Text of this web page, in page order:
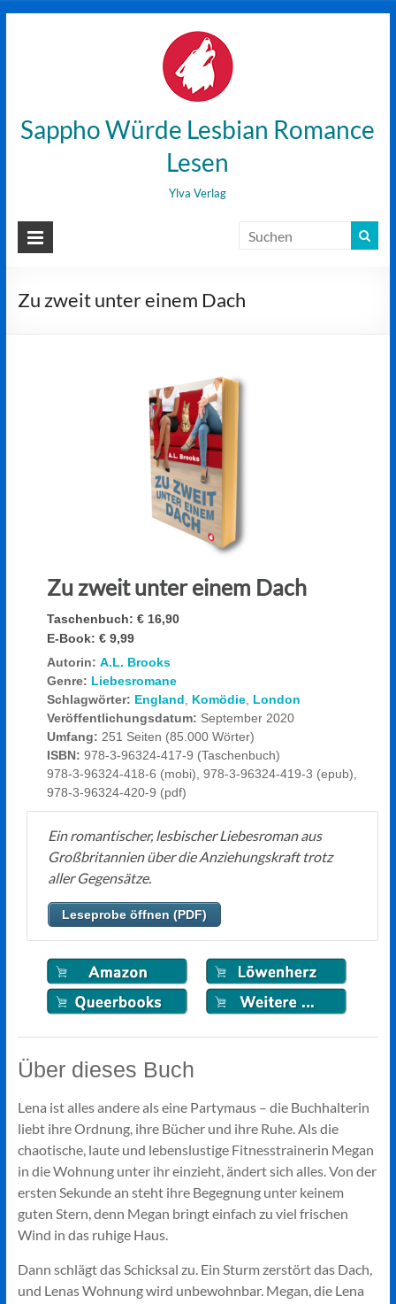
Sappho Würde Lesbian Romance
Lesen
Ylva Verlag
Zu zweit unter einem Dach
Zu zweit unter einem Dach
Taschenbuch: € 16,90
E-Book: € 9,99
Autorin: A.L. Brooks
Genre: Liebesromane
Schlagwörter: England, Komödie, London
Veröffentlichungsdatum: September 2020
Umfang: 251 Seiten (85.000 Wörter)
ISBN: 978-3-96324-417-9 (Taschenbuch)
978-3-96324-418-6 (mobi), 978-3-96324-419-3 (epub),
978-3-96324-420-9 (pdf)
Ein romantischer, lesbischer Liebesroman aus
Großbritannien über die Anziehungskraft trotz
aller Gegensätze.
Leseprobe öffnen (PDF)
Über dieses Buch
Lena ist alles andere als eine Partymaus – die Buchhalterin
liebt ihre Ordnung, ihre Bücher und ihre Ruhe. Als die
chaotische, laute und lebenslustige Fitnesstrainerin Megan
in die Wohnung unter ihr einzieht, ändert sich alles. Von der
ersten Sekunde an steht ihre Begegnung unter keinem
guten Stern, denn Megan bringt einfach zu viel frischen
Wind in das ruhige Haus.
Dann schlägt das Schicksal zu. Ein Sturm zerstört das Dach,
und Lenas Wohnung wird unbewohnbar. Megan, die Lena